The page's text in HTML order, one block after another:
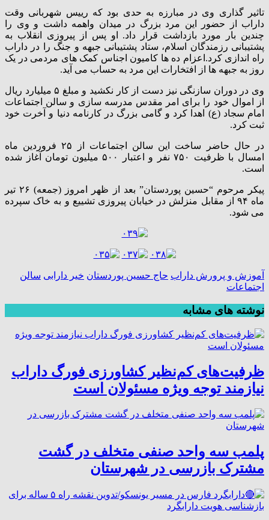
تاثیر گذاری وی در مبارزه به حدی بود که رییس شهربانی وقت
داراب از حضور این مرد بزرگ در میدان واهمه داشت و وی را
چندین بار مورد بازداشت قرار داد. او پس از پیروزی انقلاب به
پشتیبانی رزمندگان اسلام، ستاد پشتیبانی جبهه و جنگ را در داراب
راه اندازی کرد.اعزام ده ها کامیون اجناس کمک های مردمی در یک
روز به جبهه ها از افتخارات این مرد به حساب می آید.
وی در دوران سازنگی نیز دست از کار نکشید و مبلغ ۵ میلیارد ریال
از اموال خود را برای امر مقدس مدرسه سازی و سالن اجتماعات
امام سجاد (ع) اهدا کرد و گامی بزرگ در کارنامه دنیا و آخرت خود
ثبت کرد.
در حال حاضر ساخت این سالن اجتماعات از ۲۵ فروردین ماه
امسال با ظرفیت ۷۵۰ نفر و اعتبار ۵۰۰ میلیون تومان آغاز شده
است.
پیکر مرحوم “حسین پوردستان” بعد از ظهر امروز (جمعه) ۲۶ تیر
ماه ۹۴ از مقابل منزلش در خیابان پیروزی تشییع و به خاک سپرده
می شود.
آموزش و پرورش داراب حاج حسین پوردستان خیر دارابی سالن
اجتماعات
نوشته های مشابه
ظرفیت‌های کم‌نظیر کشاورزی فورگ داراب
نیازمند توجه ویژه مسئولان است
پلمب سه واحد صنفی متخلف در گشت
مشترک بازرسی در شهرستان